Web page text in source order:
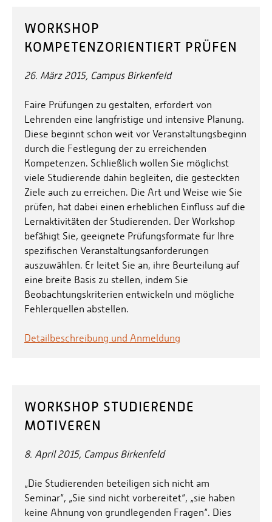
Schwerbehindertenvertretungen
Informationssicherheit
Personalentwicklung
WORKSHOP
KOMPETENZORIENTIERT PRÜFEN
26. März 2015, Campus Birkenfeld
Faire Prüfungen zu gestalten, erfordert von
Lehrenden eine langfristige und intensive Planung.
Diese beginnt schon weit vor Veranstaltungsbeginn
durch die Festlegung der zu erreichenden
Kompetenzen. Schließlich wollen Sie möglichst
viele Studierende dahin begleiten, die gesteckten
Ziele auch zu erreichen. Die Art und Weise wie Sie
prüfen, hat dabei einen erheblichen Einfluss auf die
Lernaktivitäten der Studierenden. Der Workshop
befähigt Sie, geeignete Prüfungsformate für Ihre
spezifischen Veranstaltungsanforderungen
auszuwählen. Er leitet Sie an, ihre Beurteilung auf
eine breite Basis zu stellen, indem Sie
Beobachtungskriterien entwickeln und mögliche
Fehlerquellen abstellen.
Detailbeschreibung und Anmeldung
WORKSHOP STUDIERENDE
MOTIVEREN
8. April 2015, Campus Birkenfeld
„Die Studierenden beteiligen sich nicht am
Seminar“, „Sie sind nicht vorbereitet“, „sie haben
keine Ahnung von grundlegenden Fragen“. Dies